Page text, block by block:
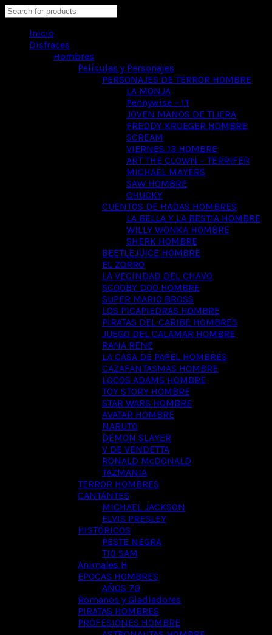
Inicio
Disfraces
Hombres
Películas y Personajes
PERSONAJES DE TERROR HOMBRE
LA MONJA
Pennywise – IT
JOVEN MANOS DE TIJERA
FREDDY KRUEGER HOMBRE
SCREAM
VIERNES 13 HOMBRE
ART THE CLOWN – TERRIFER
MICHAEL MAYERS
SAW HOMBRE
CHUCKY
CUENTOS DE HADAS HOMBRES
LA BELLA Y LA BESTIA HOMBRE
WILLY WONKA HOMBRE
SHERK HOMBRE
BEETLEJUICE HOMBRE
EL ZORRO
LA VECINDAD DEL CHAVO
SCOOBY DOO HOMBRE
SUPER MARIO BROSS
LOS PICAPIEDRAS HOMBRE
PIRATAS DEL CARIBE HOMBRES
JUEGO DEL CALAMAR HOMBRE
RANA RENE
LA CASA DE PAPEL HOMBRES
CAZAFANTASMAS HOMBRE
LOCOS ADAMS HOMBRE
TOY STORY HOMBRE
STAR WARS HOMBRE
AVATAR HOMBRE
NARUTO
DEMON SLAYER
V DE VENDETTA
RONALD McDONALD
TAZMANIA
TERROR HOMBRES
CANTANTES
MICHAEL JACKSON
ELVIS PRESLEY
HISTÓRICOS
PESTE NEGRA
TIO SAM
Animales H
EPOCAS HOMBRES
AÑOS 70
Romanos y Gladiadores
PIRATAS HOMBRES
PROFESIONES HOMBRE